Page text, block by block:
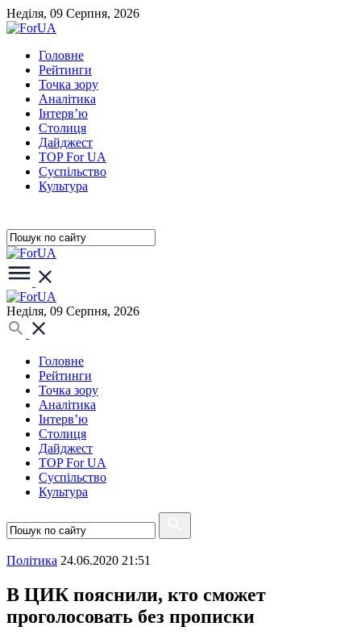
Неділя, 09 Серпня, 2026
Головне
Рейтинги
Точка зору
Аналітика
Інтерв’ю
Столиця
Дайджест
TOP For UA
Суспiльство
Культура
Неділя, 09 Серпня, 2026
Головне
Рейтинги
Точка зору
Аналітика
Інтерв’ю
Столиця
Дайджест
TOP For UA
Суспiльство
Культура
Полiтика 24.06.2020 21:51
В ЦИК пояснили, кто сможет
проголосовать без прописки